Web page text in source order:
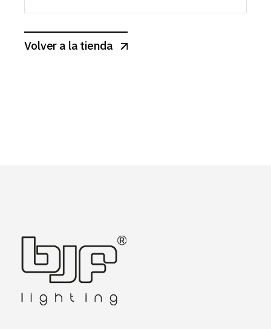
Volver a la tienda